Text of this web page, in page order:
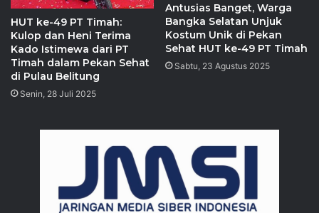
HUT ke-49 PT Timah:
Kulop dan Heni Terima
Kado Istimewa dari PT
Timah dalam Pekan Sehat
di Pulau Belitung
Senin, 28 Juli 2025
Antusias Banget, Warga
Bangka Selatan Unjuk
Kostum Unik di Pekan
Sehat HUT ke-49 PT Timah
Sabtu, 23 Agustus 2025